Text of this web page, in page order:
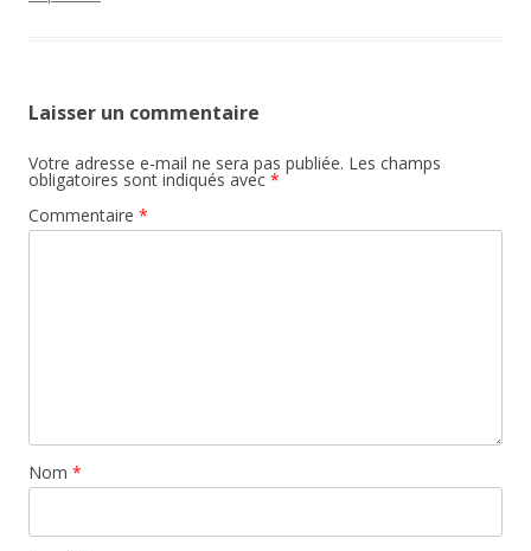
Laisser un commentaire
Votre adresse e-mail ne sera pas publiée. Les champs
obligatoires sont indiqués avec *
Commentaire *
Nom *